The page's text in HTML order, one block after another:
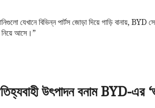
যেখানে বিভিন্ন পার্টস জোড়া দিয়ে গাড়ি বানায়, BYD
আসে।”
উৎপাদন বনাম BYD-এর